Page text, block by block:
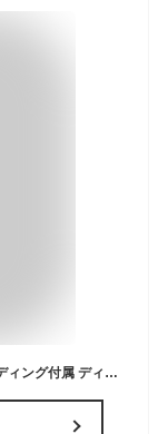
サロモン（SALOMON）（メンズ）スキー板 ビンディング付属 ディスタンス 24 DISTANCE 72+M10GW 411753 旧モデル